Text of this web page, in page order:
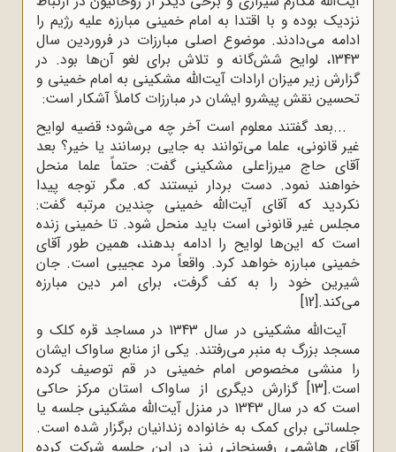
نزدیک بوده و با اقتدا به امام خمینی مبارزه علیه رژیم را
ادامه می‌دادند. موضوع اصلی مبارزات در فروردین سال
1343، لوایح شش‌گانه و تلاش برای لغو آن‌ها بود. در
گزارش زیر میزان ارادات آیت‌الله مشکینی به امام خمینی و
تحسین نقش پیشرو ایشان در مبارزات کاملاً آشکار است:
...بعد گفتند معلوم است آخر چه می‌شود؛ قضیه لوایح
غیر قانونی، علما می‌توانند به جایی برسانند یا خیر؟ بعد
آقای حاج میرزاعلی مشکینی گفت: حتماً علما منحل
خواهند نمود. دست بردار نیستند که. مگر توجه پیدا
نکردید که آقای آیت‌الله خمینی چندین مرتبه گفت:
مجلس غیر قانونی است باید منحل شود. تا خمینی زنده
است که این‌ها لوایح را ادامه بدهند، همین طور آقای
خمینی مبارزه خواهد کرد. واقعاً مرد عجیبی است. جان
شیرین خود را به کف گرفت، برای امر دین مبارزه
می‌کند.[12]
آیت‌الله مشکینی در سال 1343 در مساجد قره کلک و
مسجد بزرگ به منبر می‌رفتند. یکی از منابع ساواک ایشان
را منشی مخصوص امام خمینی در قم توصیف کرده
است.[13] گزارش دیگری از ساواک استان مرکز حاکی
است که در سال 1343 در منزل آیت‌الله مشکینی جلسه یا
جلساتی برای کمک به خانواده زندانیان برگزار شده است.
آقای ‌هاشمی رفسنجانی نیز در این جلسه شرکت کرده